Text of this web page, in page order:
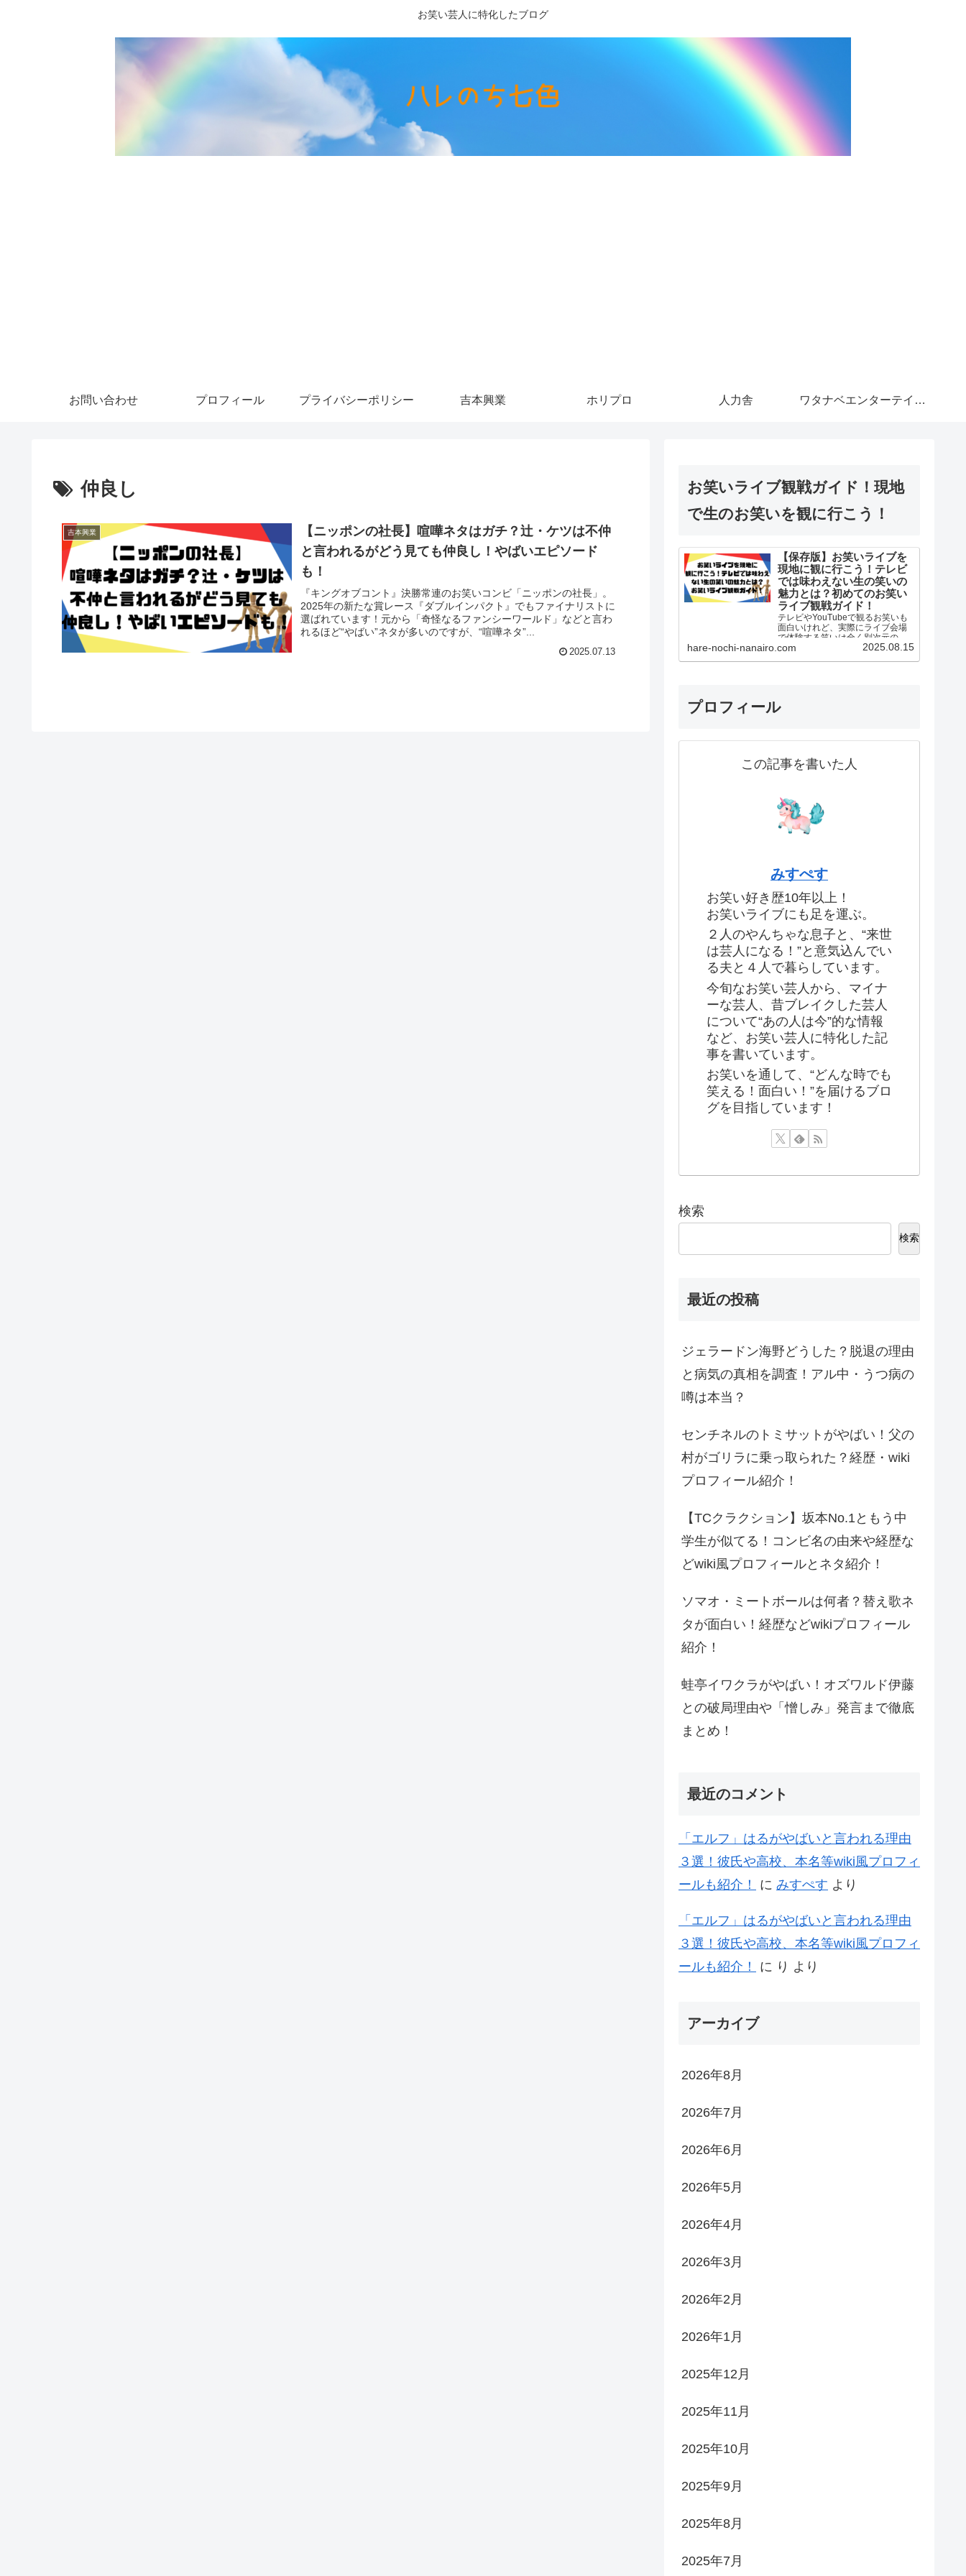
お笑い芸人に特化したブログ
お問い合わせ プロフィール プライバシーポリシー 吉本興業 ホリプロ 人力舎 ワタナベエンターテインメント
仲良し
吉本興業
【ニッポンの社長】喧嘩ネタはガチ？辻・ケツは不仲
と言われるがどう見ても仲良し！やばいエピソード
も！
『キングオブコント』決勝常連のお笑いコンビ「ニッポンの社長」。
2025年の新たな賞レース『ダブルインパクト』でもファイナリストに
選ばれています！元から「奇怪なるファンシーワールド」などと言わ
れるほど“やばい”ネタが多いのですが、“喧嘩ネタ”...
2025.07.13
お笑いライブ観戦ガイド！現地
で生のお笑いを観に行こう！
【保存版】お笑いライブを
現地に観に行こう！テレビ
では味わえない生の笑いの
魅力とは？初めてのお笑い
ライブ観戦ガイド！
テレビやYouTubeで観るお笑いも
面白いけれど、実際にライブ会場
で体験する笑いは全く別次元の体
験です！あなたも一度現地に足を
hare-nochi-nanairo.com 2025.08.15
プロフィール
この記事を書いた人
みすぺす
お笑い好き歴10年以上！
お笑いライブにも足を運ぶ。
２人のやんちゃな息子と、“来世
は芸人になる！”と意気込んでい
る夫と４人で暮らしています。
今旬なお笑い芸人から、マイナ
ーな芸人、昔ブレイクした芸人
について“あの人は今”的な情報
など、お笑い芸人に特化した記
事を書いています。
お笑いを通して、“どんな時でも
笑える！面白い！”を届けるブロ
グを目指しています！
検索
検索
最近の投稿
ジェラードン海野どうした？脱退の理由
と病気の真相を調査！アル中・うつ病の
噂は本当？
センチネルのトミサットがやばい！父の
村がゴリラに乗っ取られた？経歴・wiki
プロフィール紹介！
【TCクラクション】坂本No.1ともう中
学生が似てる！コンビ名の由来や経歴な
どwiki風プロフィールとネタ紹介！
ソマオ・ミートボールは何者？替え歌ネ
タが面白い！経歴などwikiプロフィール
紹介！
蛙亭イワクラがやばい！オズワルド伊藤
との破局理由や「憎しみ」発言まで徹底
まとめ！
最近のコメント
「エルフ」はるがやばいと言われる理由
３選！彼氏や高校、本名等wiki風プロフィ
ールも紹介！
に みすぺす より
「エルフ」はるがやばいと言われる理由
３選！彼氏や高校、本名等wiki風プロフィ
ールも紹介！
に り より
アーカイブ
2026年8月
2026年7月
2026年6月
2026年5月
2026年4月
2026年3月
2026年2月
2026年1月
2025年12月
2025年11月
2025年10月
2025年9月
2025年8月
2025年7月